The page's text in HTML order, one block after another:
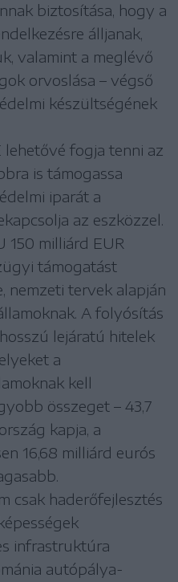
biztosítása, hogy a
álljanak,
valamint a meglévő
orvoslása – végső
készültségének
lehetővé fogja tenni az
is támogassa
iparát a
az eszközzel.
150 milliárd EUR
támogatást
nemzeti tervek alapján
A folyósítás
lejáratú hitelek
a
kell
összeget – 43,7
kapja, a
16,68 milliárd eurós
csak haderőfejlesztés
infrastruktúra
autópálya-